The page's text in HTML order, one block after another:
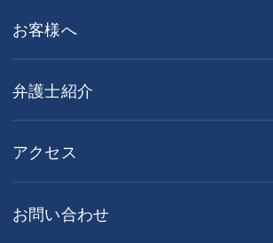
お客様へ
弁護士紹介
アクセス
お問い合わせ